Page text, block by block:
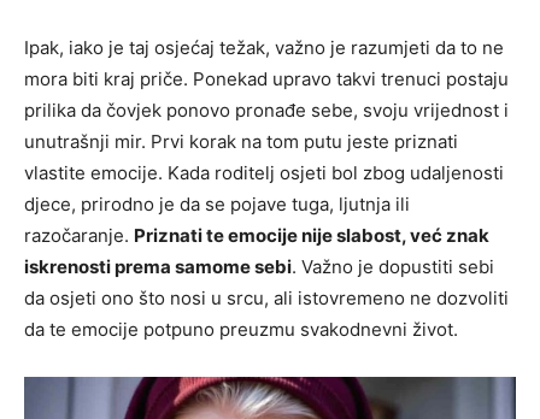
Ipak, iako je taj osjećaj težak, važno je razumjeti da to ne
mora biti kraj priče. Ponekad upravo takvi trenuci postaju
prilika da čovjek ponovo pronađe sebe, svoju vrijednost i
unutrašnji mir. Prvi korak na tom putu jeste priznati
vlastite emocije. Kada roditelj osjeti bol zbog udaljenosti
djece, prirodno je da se pojave tuga, ljutnja ili
razočaranje. Priznati te emocije nije slabost, već znak
iskrenosti prema samome sebi. Važno je dopustiti sebi
da osjeti ono što nosi u srcu, ali istovremeno ne dozvoliti
da te emocije potpuno preuzmu svakodnevni život.